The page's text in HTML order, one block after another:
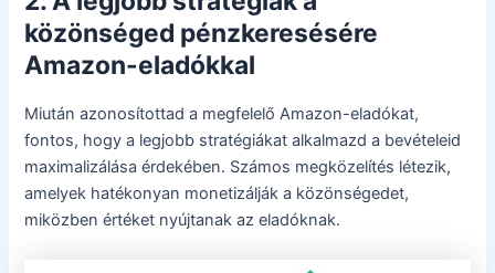
közönséged pénzkeresésére
Amazon-eladókkal
Miután azonosítottad a megfelelő Amazon-eladókat,
fontos, hogy a legjobb stratégiákat alkalmazd a bevételeid
maximalizálása érdekében. Számos megközelítés létezik,
amelyek hatékonyan monetizálják a közönségedet,
miközben értéket nyújtanak az eladóknak.